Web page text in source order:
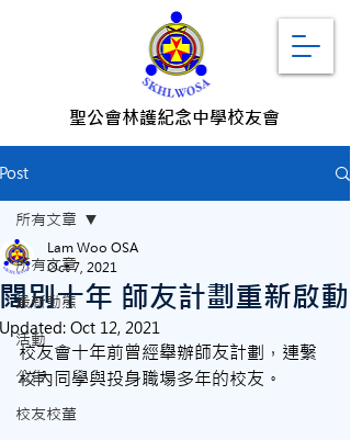
聖公會林護紀念中學校友會
Post
所有文章
最新動態
活動
公告
校友校董
所有文章
闊別十年 師友計劃重新啟動
Lam Woo OSA
Oct 7, 2021
Updated: Oct 12, 2021
校友會十年前曾經舉辦師友計劃，連繫
校內同學與投身職場多年的校友。